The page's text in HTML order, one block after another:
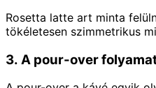
Rosetta latte art minta
tökéletesen szimmetrikus
3. A pour-over